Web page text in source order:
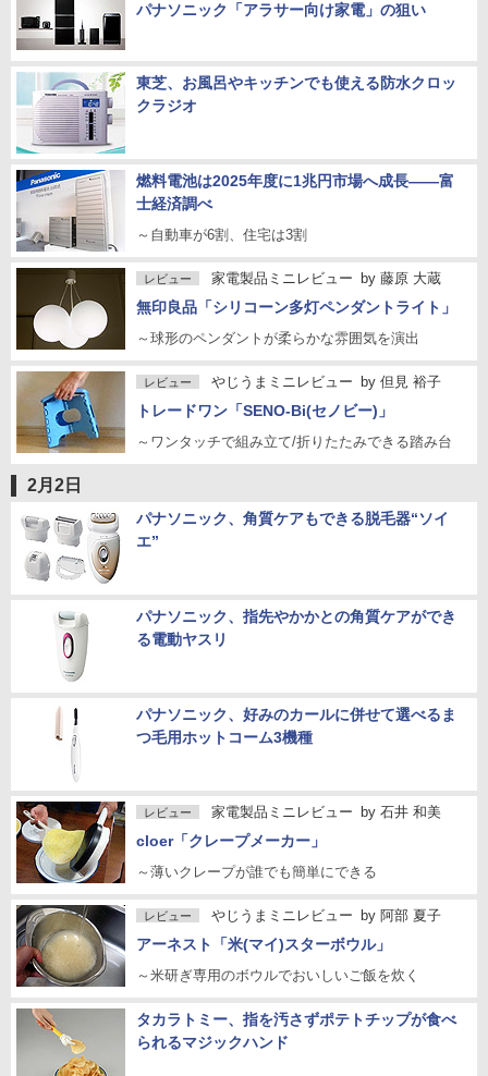
パナソニック「アラサー向け家電」の狙い
東芝、お風呂やキッチンでも使える防水クロッ
クラジオ
燃料電池は2025年度に1兆円市場へ成長――富
士経済調べ
～自動車が6割、住宅は3割
レビュー 家電製品ミニレビュー by 藤原 大蔵
無印良品「シリコーン多灯ペンダントライト」
～球形のペンダントが柔らかな雰囲気を演出
レビュー やじうまミニレビュー by 但見 裕子
トレードワン「SENO-Bi(セノビー)」
～ワンタッチで組み立て/折りたたみできる踏み台
2月2日
パナソニック、角質ケアもできる脱毛器“ソイ
エ”
パナソニック、指先やかかとの角質ケアができ
る電動ヤスリ
パナソニック、好みのカールに併せて選べるま
つ毛用ホットコーム3機種
レビュー 家電製品ミニレビュー by 石井 和美
cloer「クレープメーカー」
～薄いクレープが誰でも簡単にできる
レビュー やじうまミニレビュー by 阿部 夏子
アーネスト「米(マイ)スターボウル」
～米研ぎ専用のボウルでおいしいご飯を炊く
タカラトミー、指を汚さずポテトチップが食べ
られるマジックハンド